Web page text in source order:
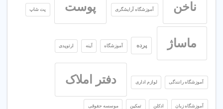
ناخن آموزشگاه آرایشگری پوست پت شاپ
ماساژ پرده آموزشگاه آینه ارتوپدی
آموزشگاه رانندگی لوازم اداری دفتر املاک
آموزشگاه زبان ادکلن تمکین موسسه حقوقی